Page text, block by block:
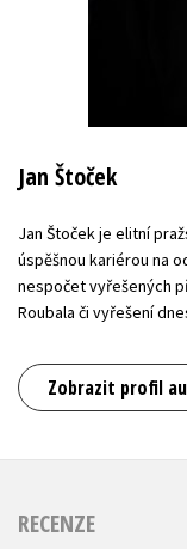
Jan Štoček
Jan Štoček je elitní
úspěšnou kariérou na
nespočet vyřešených
Roubala či vyřešení
Zobrazit profil
RECENZE